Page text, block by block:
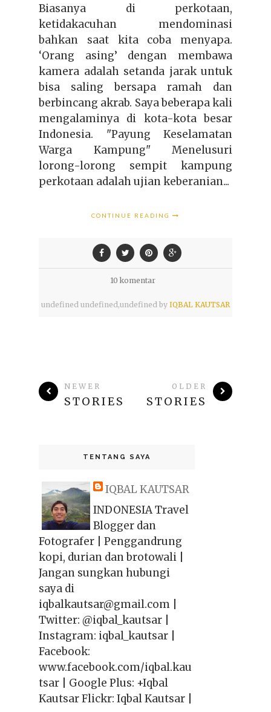
Biasanya di perkotaan,
ketidakacuhan mendominasi
bahkan saat kita coba menyapa.
‘Orang asing’ dengan membawa
kamera adalah setanda jarak untuk
bisa saling bersapa ramah dan
berbincang akrab. Saya beberapa kali
mengalaminya di kota-kota besar
Indonesia. "Payung Keselamatan
Warga Kampung" Menelusuri
lorong-lorong sempit kampung
perkotaan adalah ujian keberanian...
CONTINUE READING
10 komentar
undefined undefined,undefined by IQBAL KAUTSAR
NEWER
STORIES
OLDER
STORIES
TENTANG SAYA
IQBAL KAUTSAR
INDONESIA Travel
Blogger dan
Fotografer | Penggandrung
kopi, durian dan brotowali |
Jangan sungkan hubungi
saya di
iqbalkautsar@gmail.com |
Twitter: @iqbal_kautsar |
Instagram: iqbal_kautsar |
Facebook:
www.facebook.com/iqbal.kau
tsar | Google Plus: +Iqbal
Kautsar Flickr: Iqbal Kautsar |